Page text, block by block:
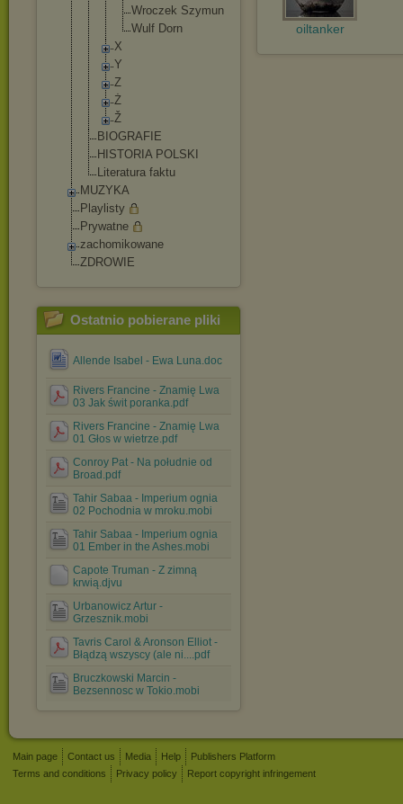
Wroczek Szymun
Wulf Dorn
X
Y
Z
Ż
Ž
BIOGRAFIE
HISTORIA POLSKI
Literatura faktu
MUZYKA
Playlisty
Prywatne
zachomikowane
ZDROWIE
Ostatnio pobierane pliki
Allende Isabel - Ewa Luna.doc
Rivers Francine - Znamię Lwa
03 Jak świt poranka.pdf
Rivers Francine - Znamię Lwa
01 Głos w wietrze.pdf
Conroy Pat - Na południe od
Broad.pdf
Tahir Sabaa - Imperium ognia
02 Pochodnia w mroku.mobi
Tahir Sabaa - Imperium ognia
01 Ember in the Ashes.mobi
Capote Truman - Z zimną
krwią.djvu
Urbanowicz Artur -
Grzesznik.mobi
Tavris Carol & Aronson Elliot -
Błądzą wszyscy (ale ni....pdf
Bruczkowski Marcin -
Bezsennosc w Tokio.mobi
oiltanker
Main page Contact us Media Help
Publishers Platform
Terms and conditions
Privacy policy Report copyright infringement